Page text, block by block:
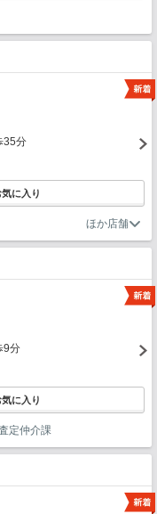
35分
9分
定仲介課